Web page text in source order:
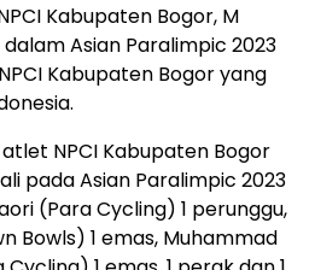
Kabupaten Bogor, M
Asian Paralimpic 2023
Kabupaten Bogor yang
NPCI Kabupaten Bogor
pada Asian Paralimpic 2023
(Para Cycling) 1 perunggu,
Bowls) 1 emas, Muhammad